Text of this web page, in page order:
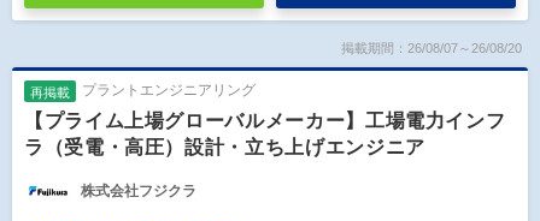
掲載期間：26/08/07～26/08/20
再掲載 プラントエンジニアリング
【プライム上場グローバルメーカー】工場電力インフ
ラ（受電・高圧）設計・立ち上げエンジニア
株式会社フジクラ